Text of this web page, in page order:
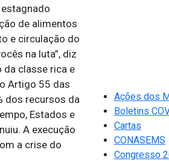
de alimentos
e circulação do
na luta”, diz
da classe rica e
Artigo 55 das
dos recursos da
Estados e
A execução
a crise do
Ações dos
Boletins
Cartas
CONASEMS
Congresso